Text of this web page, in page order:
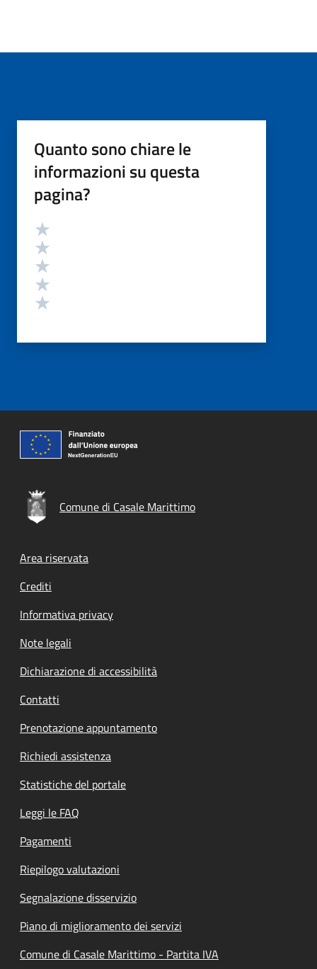
Quanto sono chiare le
informazioni su questa
pagina?
Valutazione
Comune di Casale Marittimo
Footer menu
Area riservata
Crediti
Informativa privacy
Note legali
Dichiarazione di accessibilità
Contatti
Prenotazione appuntamento
Richiedi assistenza
Statistiche del portale
Leggi le FAQ
Pagamenti
Riepilogo valutazioni
Segnalazione disservizio
Piano di miglioramento dei servizi
Comune di Casale Marittimo - Partita IVA